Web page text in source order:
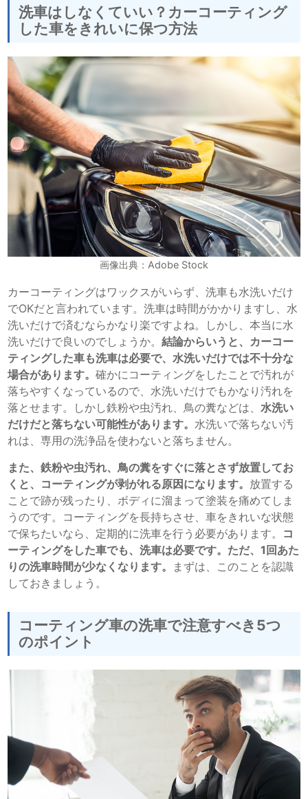
洗車はしなくていい？カーコーティング
した車をきれいに保つ方法
画像出典：Adobe Stock
カーコーティングはワックスがいらず、洗車も水洗いだけ
でOKだと言われています。洗車は時間がかかりますし、水
洗いだけで済むならかなり楽ですよね。しかし、本当に水
洗いだけで良いのでしょうか。結論からいうと、カーコー
ティングした車も洗車は必要で、水洗いだけでは不十分な
場合があります。確かにコーティングをしたことで汚れが
落ちやすくなっているので、水洗いだけでもかなり汚れを
落とせます。しかし鉄粉や虫汚れ、鳥の糞などは、水洗い
だけだと落ちない可能性があります。水洗いで落ちない汚
れは、専用の洗浄品を使わないと落ちません。
また、鉄粉や虫汚れ、鳥の糞をすぐに落とさず放置してお
くと、コーティングが剥がれる原因になります。 放置する
ことで跡が残ったり、ボディに溜まって塗装を痛めてしま
うのです。コーティングを長持ちさせ、車をきれいな状態
で保ちたいなら、定期的に洗車を行う必要があります。 コ
ーティングをした車でも、洗車は必要です。ただ、1回あた
りの洗車時間が少なくなります。
まずは、このことを認識
しておきましょう。
コーティング車の洗車で注意すべき5つ
のポイント